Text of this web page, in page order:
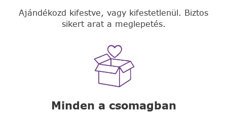
Ajándékozd kifestve, vagy kifestetlenül. Biztos
sikert arat a meglepetés.
Minden a csomagban